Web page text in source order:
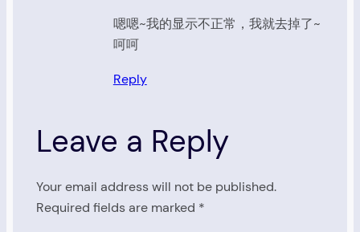
嗯嗯~我的显示不正常，我就去掉了~
呵呵
Reply
Leave a Reply
Your email address will not be published.
Required fields are marked *